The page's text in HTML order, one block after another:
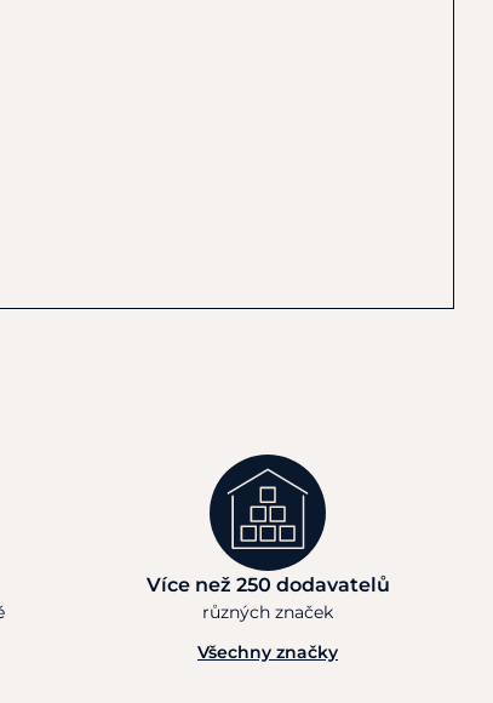
Více než 250 dodavatelů
různých značek
Všechny značky